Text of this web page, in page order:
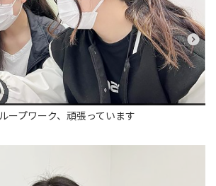
ープワーク、頑張っています